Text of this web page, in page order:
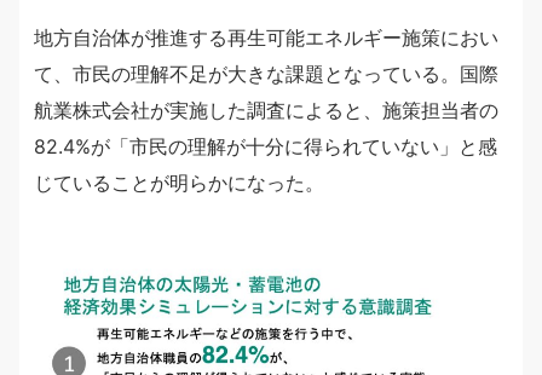
地方自治体が推進する再生可能エネルギー施策におい
て、市民の理解不足が大きな課題となっている。国際
航業株式会社が実施した調査によると、施策担当者の
82.4%が「市民の理解が十分に得られていない」と感
じていることが明らかになった。